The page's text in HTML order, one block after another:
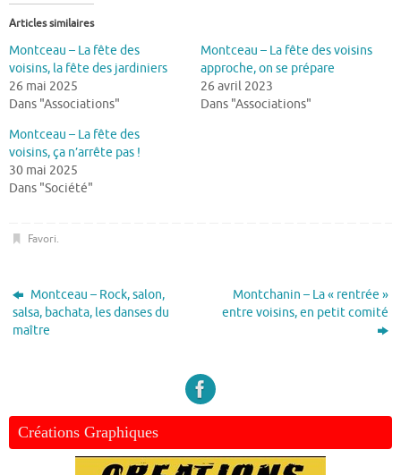
Articles similaires
Montceau – La fête des
voisins, la fête des jardiniers
26 mai 2025
Dans "Associations"
Montceau – La fête des voisins
approche, on se prépare
26 avril 2023
Dans "Associations"
Montceau – La fête des
voisins, ça n’arrête pas !
30 mai 2025
Dans "Société"
Favori.
Montceau – Rock, salon,
salsa, bachata, les danses du
maître
Montchanin – La « rentrée »
entre voisins, en petit comité
Créations Graphiques